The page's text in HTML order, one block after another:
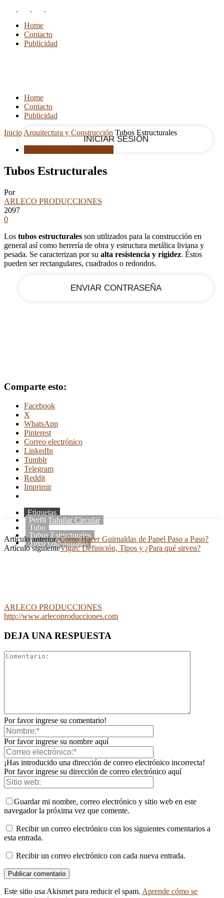
Home
Contacto
Publicidad
tu contraseña
Recupera tu contraseña
tu correo electrónico
Home
Contacto
Publicidad
Inicio Arquitectura y Construcción Tubos Estructurales
Tubos Estructurales
Por
ARLECO PRODUCCIONES
2097
0
Los tubos estructurales son utilizados para la construcción en
general así como herrería de obra y estructura metálica liviana y
pesada. Se caracterizan por su alta resistencia y rigidez. Éstos
pueden ser rectangulares, cuadrados o redondos.
Comparte esto:
Facebook
X
WhatsApp
Pinterest
Correo electrónico
LinkedIn
Tumblr
Telegram
Reddit
Imprimir
Etiquetas
Perfil Tubular Circular
Tubo
Tubos Estructurales
Tuvo Galvanizado
Artículo anterior¿Cómo Hacer Guirnaldas de Papel Paso a Paso?
Artículo siguienteVigas: Definición, Tipos y ¿Para qué sirven?
ARLECO PRODUCCIONES
http://www.arlecoproducciones.com
DEJA UNA RESPUESTA
Por favor ingrese su comentario!
Por favor ingrese su nombre aquí
¡Has introducido una dirección de correo electrónico incorrecta!
Por favor ingrese su dirección de correo electrónico aquí
Guardar mi nombre, correo electrónico y sitio web en este
navegador la próxima vez que comente.
Recibir un correo electrónico con los siguientes comentarios a
esta entrada.
Recibir un correo electrónico con cada nueva entrada.
Este sitio usa Akismet para reducir el spam. Aprende cómo se